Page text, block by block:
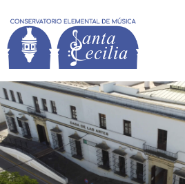
Centro
Secretaría
Asignaturas